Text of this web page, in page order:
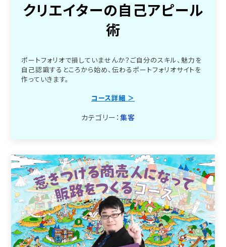
クリエイターの自己アピール
術
ポートフォリオで損していませんか？ご自分のスキル、魅力を
自己認識するところから始め、伝わるポートフォリオサイトを
作っていきます。
コース詳細 ＞
カテゴリー： 集客